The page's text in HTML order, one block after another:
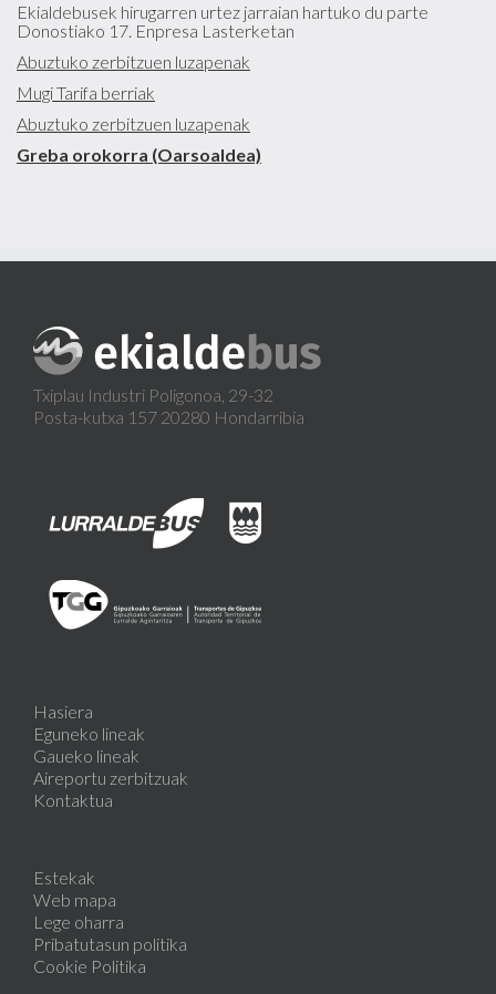
Ekialdebusek hirugarren urtez jarraian hartuko du parte
Donostiako 17. Enpresa Lasterketan
Abuztuko zerbitzuen luzapenak
Mugi Tarifa berriak
Abuztuko zerbitzuen luzapenak
Greba orokorra (Oarsoaldea)
Txiplau Industri Poligonoa, 29-32
Posta-kutxa 157 20280 Hondarribia
Hasiera
Eguneko lineak
Gaueko lineak
Aireportu zerbitzuak
Kontaktua
Estekak
Web mapa
Lege oharra
Pribatutasun politika
Cookie Politika